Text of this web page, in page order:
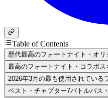
Table of Contents
歴代最高のフォートナイト・オリ
最高のフォートナイト・コラボス
2026年3月の最も使用されている
ベスト・チャプター7バトルパス